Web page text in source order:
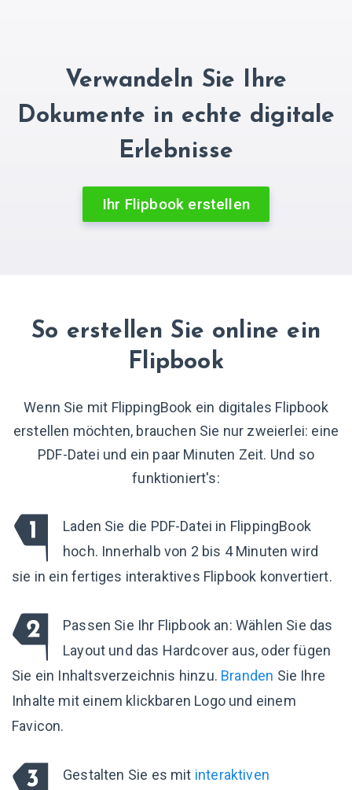
Verwandeln Sie Ihre
Dokumente in echte digitale
Erlebnisse
Ihr Flipbook erstellen
So erstellen Sie online ein
Flipbook
Wenn Sie mit FlippingBook ein digitales Flipbook
erstellen möchten, brauchen Sie nur zweierlei: eine
PDF-Datei und ein paar Minuten Zeit. Und so
funktioniert's:
Laden Sie die PDF-Datei in FlippingBook
hoch. Innerhalb von 2 bis 4 Minuten wird
sie in ein fertiges interaktives Flipbook konvertiert.
Passen Sie Ihr Flipbook an: Wählen Sie das
Layout und das Hardcover aus, oder fügen
Sie ein Inhaltsverzeichnis hinzu. Branden Sie Ihre
Inhalte mit einem klickbaren Logo und einem
Favicon.
Gestalten Sie es mit interaktiven